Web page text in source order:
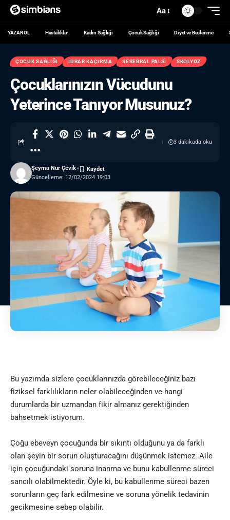
Aa
YAZAR OL Hastalıklar Kadın Sağlığı Çocuk Sağlığı Diyet ve Beslenme
ÇOCUK SAĞLIĞI İDRAR KAÇIRMA SEREBRAL PALSI SKOLYOZ
Çocuklarınızın Vücudunu
Yeterince Tanıyor Musunuz?
Güncelleme: 12/02/2024 19:03
Şeyma Nur Çevik
3 dakikada oku
Bu yazımda sizlere çocuklarınızda görebileceğiniz bazı
fiziksel farklılıkların neler olabileceğinden ve hangi
durumlarda bir uzmandan fikir almanız gerektiğinden
bahsetmek istiyorum.
Çoğu ebeveyn çocuğunda bir sıkıntı olduğunu ya da farklı
olan şeyin bir sorun oluşturacağını düşünmek istemez. Aile
için çocuğundaki soruna inanma ve bunu kabullenme süreci
sancılı olabilmektedir. Öyle ki, bu kabullenme süreci bazen
sorunların geç fark edilmesine ve soruna yönelik tedavinin
gecikmesine sebep olabilir.